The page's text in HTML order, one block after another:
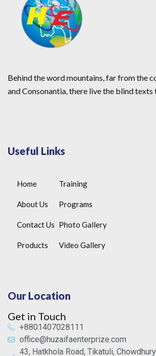
Behind the word mountains, far from the
and Consonantia, there live the blind texts
Useful Links
Home
About Us
Contact Us
Products
Training
Programs
Photo Gallery
Video Gallery
Our Location
Get in Touch
+8801407028111
office@huzaifaenterprize.com
43, Hatkhola Road, Tikatuli,